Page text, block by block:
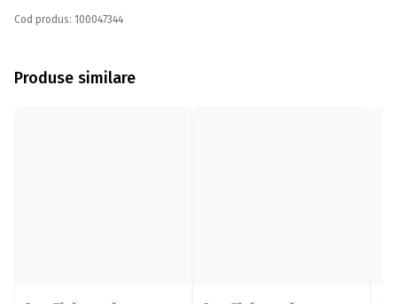
Cod produs: 100047344
Produse similare